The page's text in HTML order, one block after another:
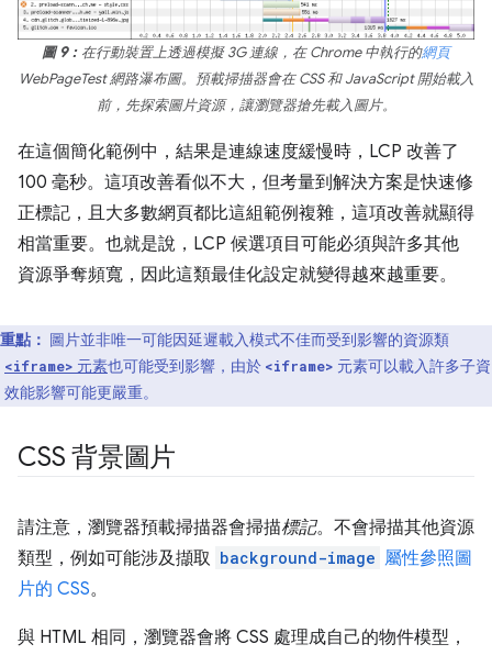
圖 9： 在行動裝置上透過模擬 3G 連線，在 Chrome 中執行的網頁
WebPageTest 網路瀑布圖。預載掃描器會在 CSS 和 JavaScript 開始載入
前，先探索圖片資源，讓瀏覽器搶先載入圖片。
在這個簡化範例中，結果是連線速度緩慢時，LCP 改善了
100 毫秒。這項改善看似不大，但考量到解決方案是快速修
正標記，且大多數網頁都比這組範例複雜，這項改善就顯得
相當重要。也就是說，LCP 候選項目可能必須與許多其他
資源爭奪頻寬，因此這類最佳化設定就變得越來越重要。
重點： 圖片並非唯一可能因延遲載入模式不佳而受到影響的資源類
<iframe> 元素也可能受到影響，由於 <iframe> 元素可以載入許多子資
能影響可能更嚴重。
CSS 背景圖片
請注意，瀏覽器預載掃描器會掃描標記。不會掃描其他資源
類型，例如可能涉及擷取 background-image 屬性參照圖
片的 CSS。
與 HTML 相同，瀏覽器會將 CSS 處理成自己的物件模型，